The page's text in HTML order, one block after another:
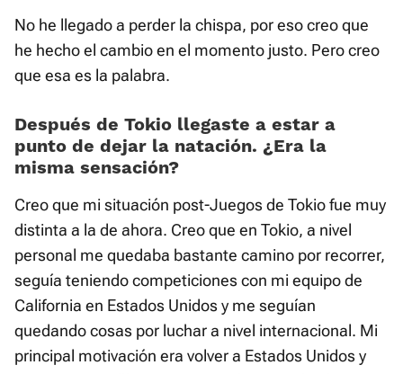
No he llegado a perder la chispa, por eso creo que
he hecho el cambio en el momento justo. Pero creo
que esa es la palabra.
Después de Tokio llegaste a estar a
punto de dejar la natación. ¿Era la
misma sensación?
Creo que mi situación post-Juegos de Tokio fue muy
distinta a la de ahora. Creo que en Tokio, a nivel
personal me quedaba bastante camino por recorrer,
seguía teniendo competiciones con mi equipo de
California en Estados Unidos y me seguían
quedando cosas por luchar a nivel internacional. Mi
principal motivación era volver a Estados Unidos y